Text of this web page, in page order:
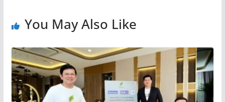
You May Also Like